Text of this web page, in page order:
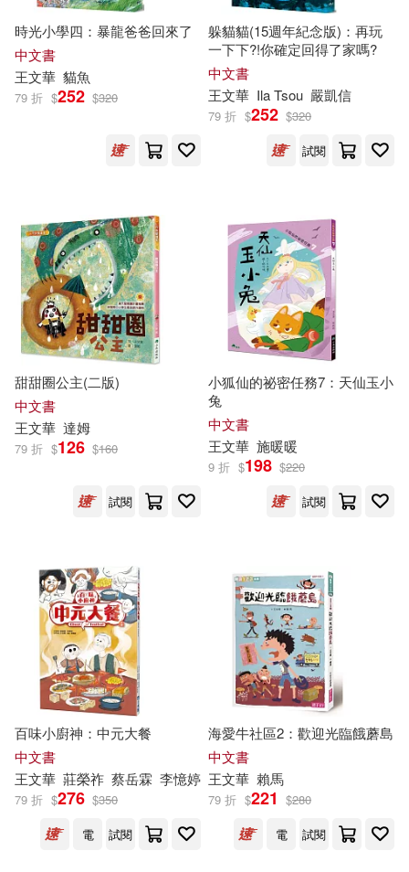
黃欣悅等(1) 黃碧端(1)
黃詩嫻，張興祥（主編）(1)
鼎文公職名師群(1) 齊邦媛(1)
（英）克里斯托夫‧霍洛克斯(1)
時光小學四：暴龍爸爸回來了
中文書
王文華 貓魚
79 折 $252 $320
躲貓貓(15週年紀念版)：再玩
一下下?!你確定回得了家嗎?
中文書
王文華 Ila Tsou 嚴凱信
79 折 $252 $320
試閱
甜甜圈公主(二版)
中文書
王文華 達姆
79 折 $126 $160
試閱
小狐仙的祕密任務7：天仙玉小
兔
中文書
王文華 施暖暖
9 折 $198 $220
試閱
百味小廚神：中元大餐
中文書
王文華 莊榮祚 蔡岳霖 李憶婷
79 折 $276 $350
電
試閱
海愛牛社區2：歡迎光臨餓蘑島
中文書
王文華 賴馬
79 折 $221 $280
電
試閱